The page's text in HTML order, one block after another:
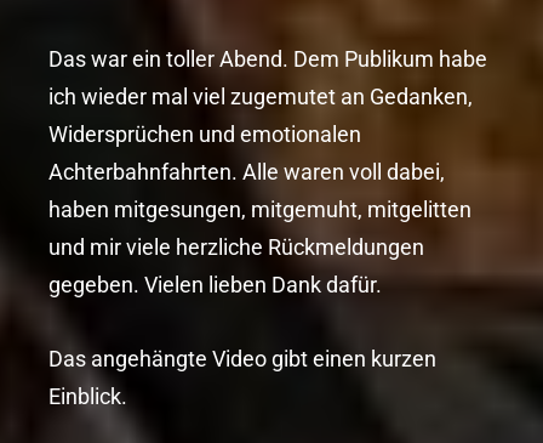
Das war ein toller Abend. Dem Publikum habe
ich wieder mal viel zugemutet an Gedanken,
Widersprüchen und emotionalen
Achterbahnfahrten. Alle waren voll dabei,
haben mitgesungen, mitgemuht, mitgelitten
und mir viele herzliche Rückmeldungen
gegeben. Vielen lieben Dank dafür.
Das angehängte Video gibt einen kurzen
Einblick.